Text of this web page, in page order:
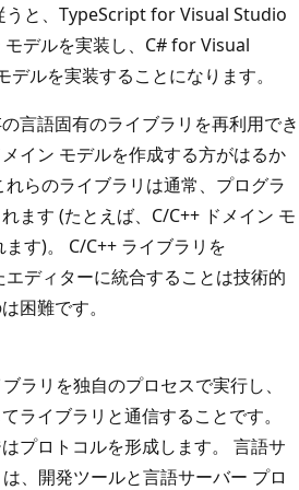
うと、TypeScript for Visual Studio
モデルを実装し、C# for Visual
ルを実装することになります。
言語固有のライブラリを再利用でき
イン モデルを作成する方がはるか
らのライブラリは通常、プログラ
ます (たとえば、C/C++ ドメイン モ
す)。 C/C++ ライブラリを
ディターに統合することは技術的
困難です。
ラリを独自のプロセスで実行し、
ライブラリと通信することです。
プロトコルを形成します。 言語サ
、開発ツールと言語サーバー プロ